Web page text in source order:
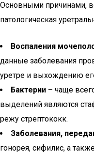
Основными причинами,
патологическая
Воспаления
данные заболевания
уретре и выхождению
Бактерии – чаще
выделений являются
режу стрептококк.
Заболевания,
гонорея, сифилис, а